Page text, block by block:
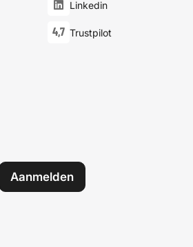
Linkedin
4,7 Trustpilot
Aanmelden